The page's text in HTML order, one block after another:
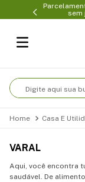
sem
Digite aqui sua
Casa E
VARAL
Aqui, você encontra
saudável. De